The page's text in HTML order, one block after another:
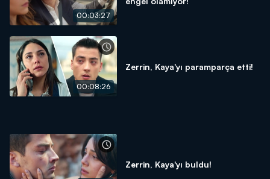
00:03:27
00:08:26
Zerrin, Kaya'yı paramparça etti!
Zerrin, Kaya'yı buldu!